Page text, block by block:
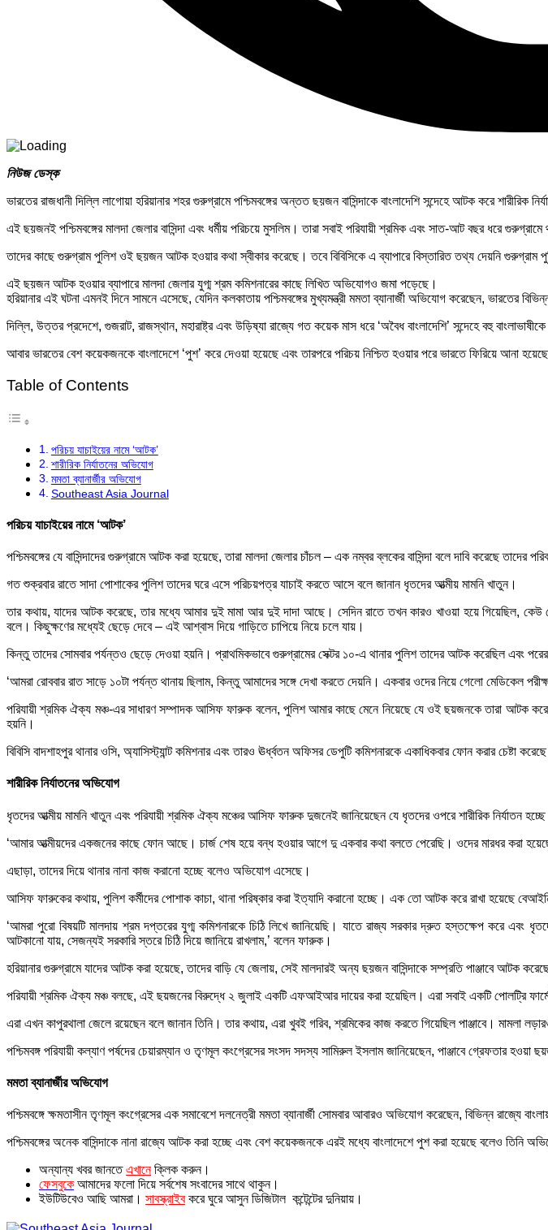
নিউজ ডেস্ক
ভারতের রাজধানী দিল্লি লাগোয়া হরিয়ানার শহর গুরুগ্রামে পশ্চিমবঙ্গের অন্তত ছয়জন বাসিন্দাকে বাংলাদেশি সন্দেহে আটক করে শারীরিক
এই ছয়জনই পশ্চিমবঙ্গের মালদা জেলার বাসিন্দা এবং ধর্মীয় পরিচয়ে মুসলিম। তারা সবাই পরিযায়ী শ্রমিক এবং সাত-আট বছর ধরে গুরুগ্রামে
তাদের কাছে গুরুগ্রাম পুলিশ ওই ছয়জন আটক হওয়ার কথা স্বীকার করেছে। তবে বিবিসিকে এ ব্যাপারে বিস্তারিত তথ্য দেয়নি গুরুগ্রাম
এই ছয়জন আটক হওয়ার ব্যাপারে মালদা জেলার যুগ্ম শ্রম কমিশনারের কাছে লিখিত অভিযোগও জমা পড়েছে।
হরিয়ানার এই ঘটনা এমনই দিনে সামনে এসেছে, যেদিন কলকাতায় পশ্চিমবঙ্গের মুখ্যমন্ত্রী মমতা ব্যানার্জী অভিযোগ করেছেন, ভারতের
দিল্লি, উত্তর প্রদেশে, গুজরাট, রাজস্থান, মহারাষ্ট্র এবং উড়িষ্যা রাজ্যে গত কয়েক মাস ধরে ‘অবৈধ বাংলাদেশি’ সন্দেহে বহু
আবার ভারতের বেশ কয়েকজনকে বাংলাদেশে ‘পুশ’ করে দেওয়া হয়েছে এবং তারপরে পরিচয় নিশ্চিত হওয়ার পরে ভারতে ফিরিয়ে আনা
Table of Contents
পরিচয় যাচাইয়ের নামে ‘আটক’
শারীরিক নির্যাতনের অভিযোগ
মমতা ব্যানার্জীর অভিযোগ
Southeast Asia Journal
পরিচয় যাচাইয়ের নামে ‘আটক’
পশ্চিমবঙ্গের যে বাসিন্দাদের গুরুগ্রামে আটক করা হয়েছে, তারা মালদা জেলার চাঁচল – এক নম্বর ব্লকের বাসিন্দা বলে দাবি করেছে তাদের
গত শুক্রবার রাতে সাদা পোশাকের পুলিশ তাদের ঘরে এসে পরিচয়পত্র যাচাই করতে আসে বলে জানান ধৃতদের আত্মীয় মামনি খাতুন।
তার কথায়, যাদের আটক করেছে, তার মধ্যে আমার দুই মামা আর দুই দাদা আছে। সেদিন রাতে তখন কারও খাওয়া হয়ে গিয়েছিল,
বলে। কিছুক্ষণের মধ্যেই ছেড়ে দেবে – এই আশ্বাস দিয়ে গাড়িতে চাপিয়ে নিয়ে চলে যায়।
কিন্তু তাদের সোমবার পর্যন্তও ছেড়ে দেওয়া হয়নি। প্রাথমিকভাবে গুরুগ্রামের সেক্টর ১০-এ থানার পুলিশ তাদের আটক করেছিল এবং পরের
‘আমরা রোববার রাত সাড়ে ১০টা পর্যন্ত থানায় ছিলাম, কিন্তু আমাদের সঙ্গে দেখা করতে দেয়নি। একবার ওদের নিয়ে গেলো মেডিকেল
পরিযায়ী শ্রমিক ঐক্য মঞ্চ-এর সাধারণ সম্পাদক আসিফ ফারুক বলেন, পুলিশ আমার কাছে মেনে নিয়েছে যে ওই ছয়জনকে তারা আটক
হয়নি।
বিবিসি বাদশাহপুর থানার ওসি, অ্যাসিস্ট্যান্ট কমিশনার এবং তারও ঊর্ধ্বতন অফিসর ডেপুটি কমিশনারকে একাধিকবার ফোন করার চেষ্টা
শারীরিক নির্যাতনের অভিযোগ
ধৃতদের আত্মীয় মামনি খাতুন এবং পরিযায়ী শ্রমিক ঐক্য মঞ্চের আসিফ ফারুক দুজনেই জানিয়েছেন যে ধৃতদের ওপরে শারীরিক নির্যাতন
‘আমার আত্মীয়দের একজনের কাছে ফোন আছে। চার্জ শেষ হয়ে বন্ধ হওয়ার আগে দু একবার কথা বলতে পেরেছি। ওদের মারধর করা
এছাড়া, তাদের দিয়ে থানার নানা কাজ করানো হচ্ছে বলেও অভিযোগ এসেছে।
আসিফ ফারুকের কথায়, পুলিশ কর্মীদের পোশাক কাচা, থানা পরিষ্কার করা ইত্যাদি করানো হচ্ছে। এক তো আটক করে রাখা হয়েছে
‘আমরা পুরো বিষয়টি মালদায় শ্রম দপ্তরের যুগ্ম কমিশনারকে চিঠি লিখে জানিয়েছি। যাতে রাজ্য সরকার দ্রুত হস্তক্ষেপ করে এবং
আটকানো যায়, সেজন্যই সরকারি স্তরে চিঠি দিয়ে জানিয়ে রাখলাম,’ বলেন ফারুক।
হরিয়ানার গুরুগ্রামে যাদের আটক করা হয়েছে, তাদের বাড়ি যে জেলায়, সেই মালদারই অন্য ছয়জন বাসিন্দাকে সম্প্রতি পাঞ্জাবে আটক
পরিযায়ী শ্রমিক ঐক্য মঞ্চ বলছে, এই ছয়জনের বিরুদ্ধে ২ জুলাই একটি এফআইআর দায়ের করা হয়েছিল। এরা সবাই একটি পোলট্রি
এরা এখন কাপুরথালা জেলে রয়েছেন বলে জানান তিনি। তার কথায়, এরা খুবই গরিব, শ্রমিকের কাজ করতে গিয়েছিল পাঞ্জাবে। মামলা
পশ্চিমবঙ্গ পরিযায়ী কল্যাণ পর্ষদের চেয়ারম্যান ও তৃণমূল কংগ্রেসের সংসদ সদস্য সামিরুল ইসলাম জানিয়েছেন, পাঞ্জাবে গ্রেফতার হওয়া
মমতা ব্যানার্জীর অভিযোগ
পশ্চিমবঙ্গে ক্ষমতাসীন তৃণমূল কংগ্রেসের এক সমাবেশে দলনেত্রী মমতা ব্যানার্জী সোমবার আবারও অভিযোগ করেছেন, বিভিন্ন রাজ্যে
পশ্চিমবঙ্গের অনেক বাসিন্দাকে নানা রাজ্যে আটক করা হচ্ছে এবং বেশ কয়েকজনকে এরই মধ্যে বাংলাদেশে পুশ করা হয়েছে বলেও তিনি
অন্যান্য খবর জানতে এখানে ক্লিক করুন।
ফেসবুকে আমাদের ফলো দিয়ে সর্বশেষ সংবাদের সাথে থাকুন।
ইউটিউবেও আছি আমরা। সাবস্ক্রাইব করে ঘুরে আসুন ডিজিটাল কন্টেন্টের দুনিয়ায়।